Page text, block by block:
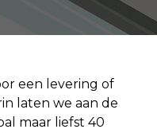
een levering of
laten we aan de
maar liefst 40